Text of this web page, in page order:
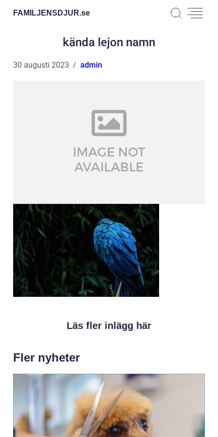
FAMILJENSDJUR.se
kända lejon namn
30 augusti 2023 admin
Läs fler inlägg här
Fler nyheter